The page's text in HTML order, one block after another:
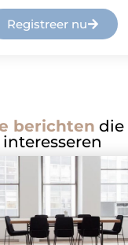
Registreer nu
berichten die
interesseren